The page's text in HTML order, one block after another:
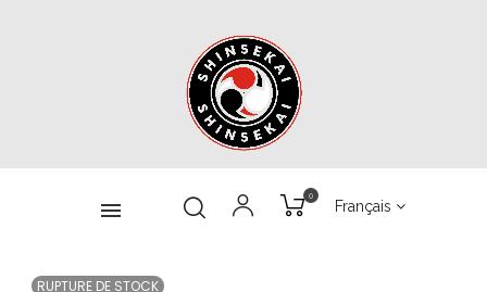
Français
0
RUPTURE DE STOCK